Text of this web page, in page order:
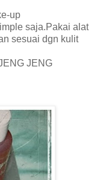
up
saja.Pakai alat
sesuai dgn kulit
JENG